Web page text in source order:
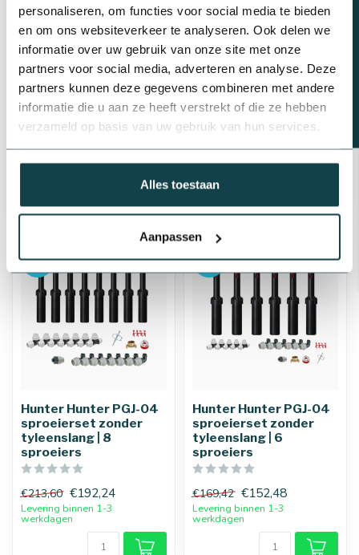
personaliseren, om functies voor social media te bieden
en om ons websiteverkeer te analyseren. Ook delen we
informatie over uw gebruik van onze site met onze
partners voor social media, adverteren en analyse. Deze
partners kunnen deze gegevens combineren met andere
informatie die u aan ze heeft verstrekt of die ze hebben
verzameld op basis van uw gebruik van hun services.
Alles toestaan
Aanpassen
Hunter Hunter PGJ-04
sproeierset compleet |
12 sproeiers
€524,79
Hunter Hunter PGJ-04
sproeierset zonder
tyleenslang | 12
sproeiers
-10%
Hunter Hunter PGJ-04
sproeierset zonder
tyleenslang | 8
sproeiers
€213,60 €192,24
Levering binnen 1-3
werkdagen
-10%
Hunter Hunter PGJ-04
sproeierset zonder
tyleenslang | 6
sproeiers
€169,42 €152,48
Levering binnen 1-3
werkdagen
Beregeningsplan?